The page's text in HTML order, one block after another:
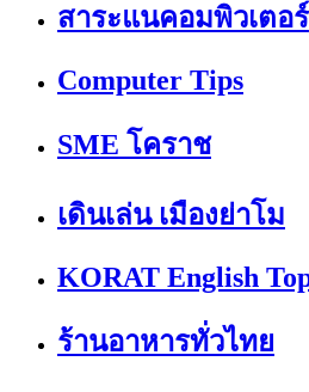
สาระแนคอมพิวเตอร์
Computer Tips
SME โคราช
เดินเล่น เมืองย่าโม
KORAT English
ร้านอาหารทั่วไทย